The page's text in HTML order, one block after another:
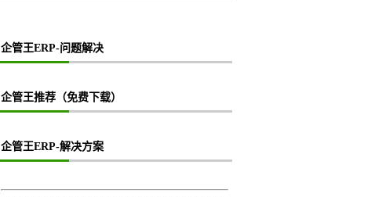
企管王ERP-问题解决
企管王推荐（免费下载）
企管王ERP-解决方案